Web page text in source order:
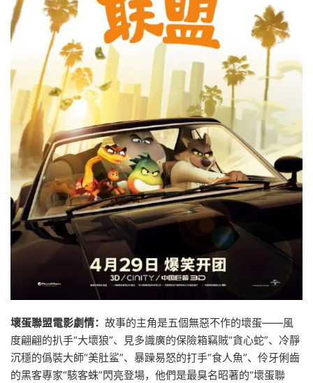
壞蛋聯盟電影劇情： 故事的主角是五個無惡不作的壞蛋——風
度翩翩的扒手“大壞狼”、見多識廣的保險箱竊賊“貪心蛇”、冷靜
沉穩的僞裝大師“美肚鲨”、暴躁易怒的打手“食人魚”、伶牙俐齒
的黑客專家“駭客蛛”閃亮登場，他們是最臭名昭著的“壞蛋聯